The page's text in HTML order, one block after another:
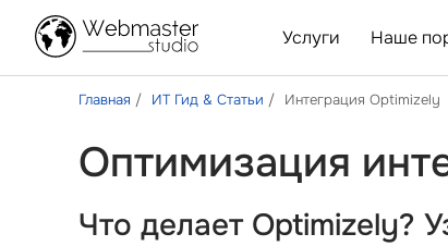
Услуги Наше
Главная ИТ Гид & Статьи Интеграция Optimizely
Оптимизация
Что делает Optimizely?